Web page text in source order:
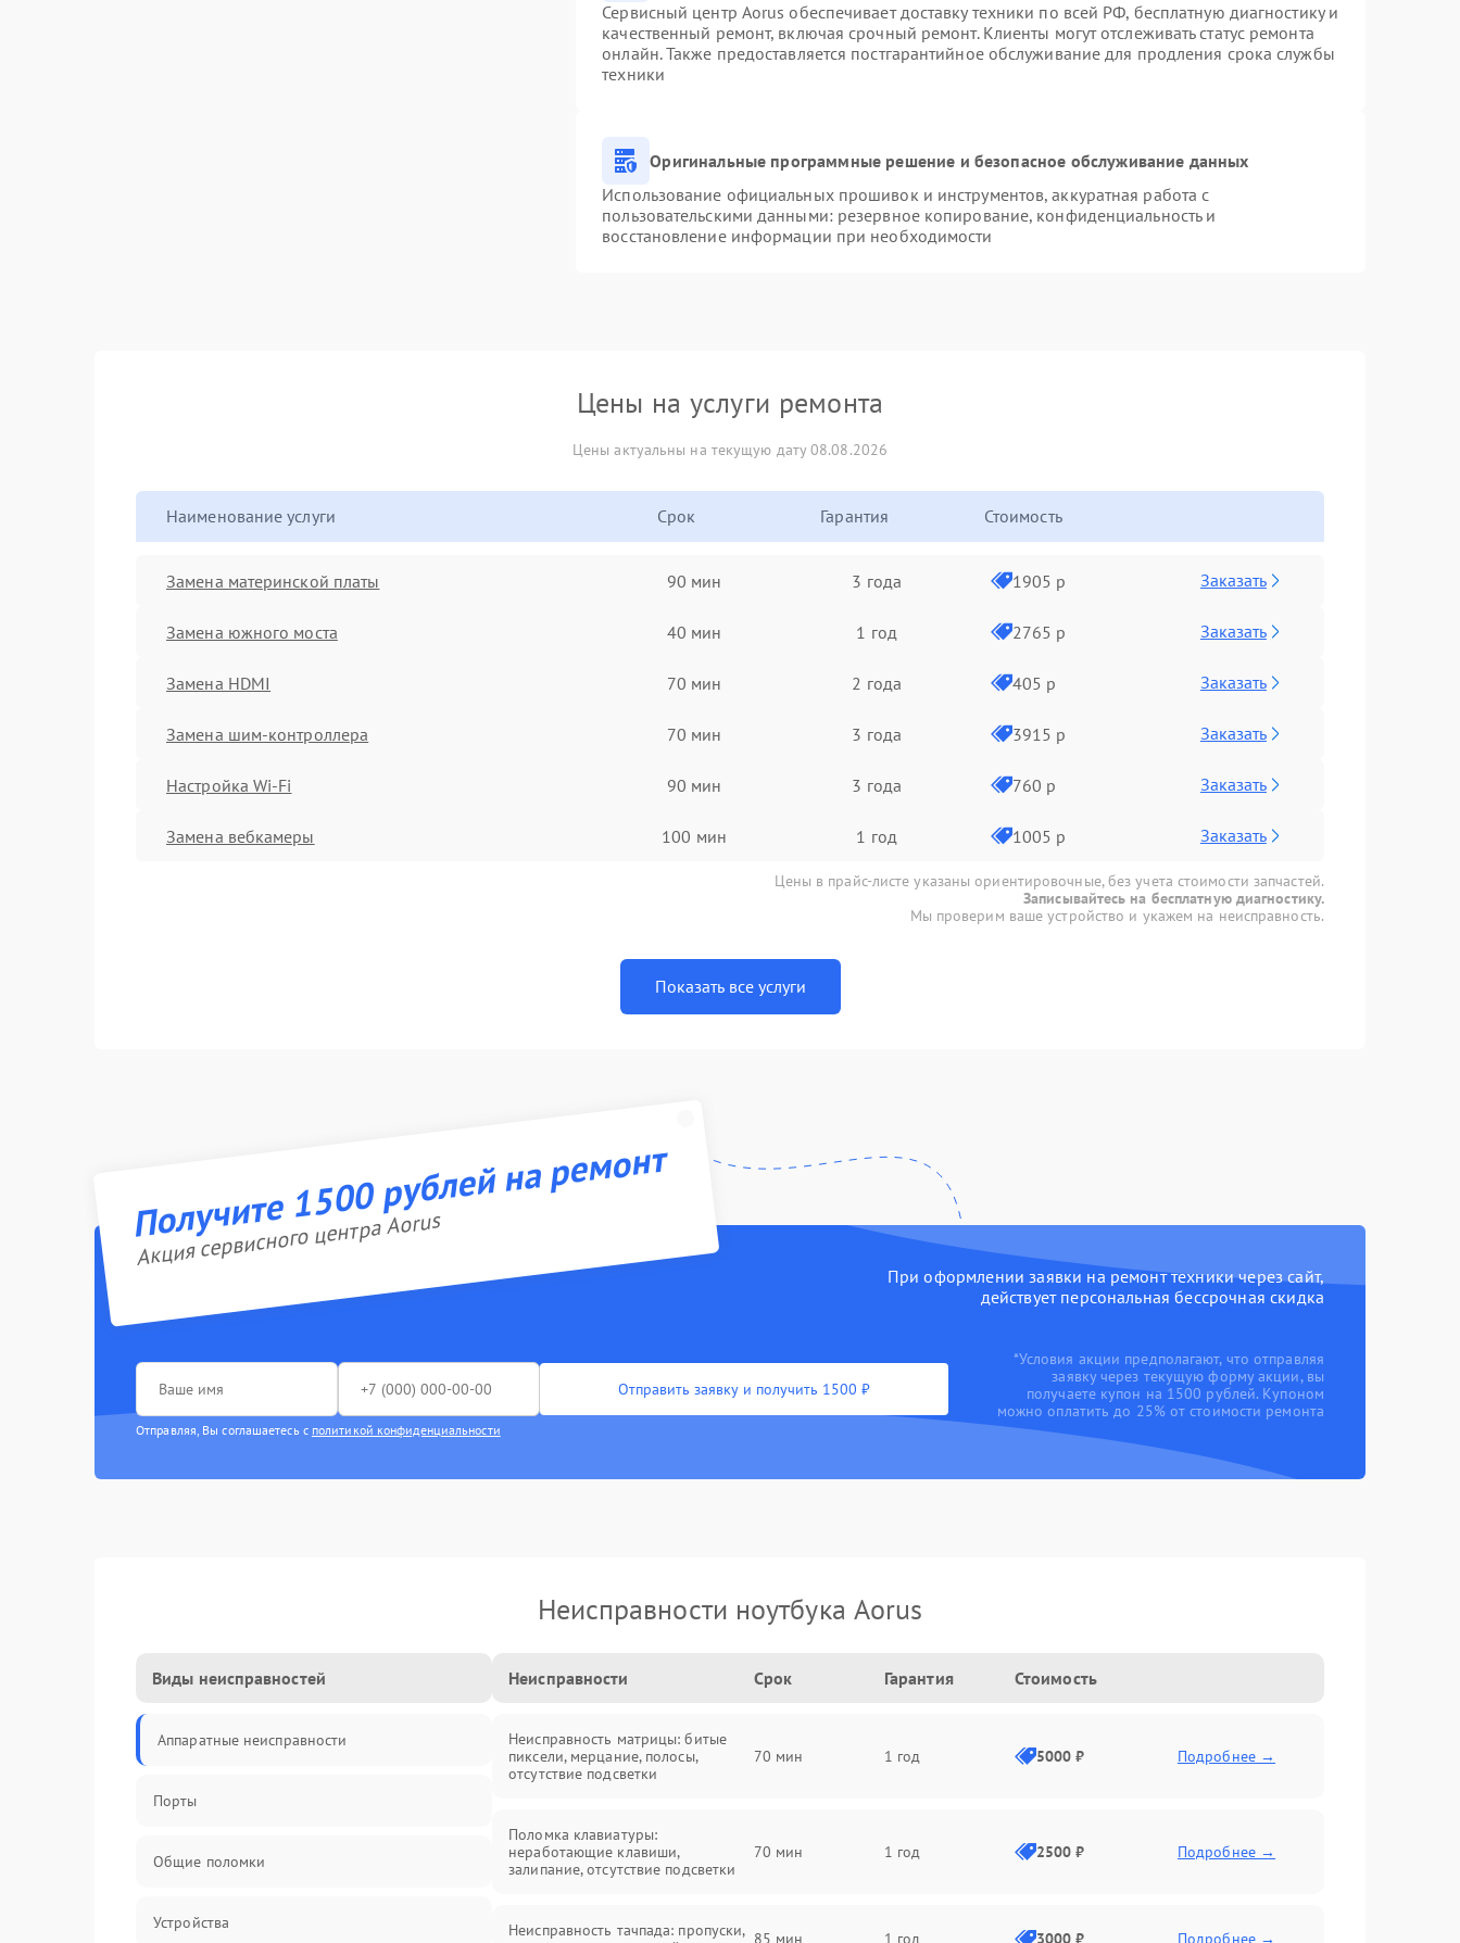
Сервисный центр Aorus обеспечивает доставку техники по всей РФ, бесплатную диагностику и
качественный ремонт, включая срочный ремонт. Клиенты могут отслеживать статус ремонта
онлайн. Также предоставляется постгарантийное обслуживание для продления срока службы
техники
Оригинальные программные решение и безопасное обслуживание данных
Использование официальных прошивок и инструментов, аккуратная работа с
пользовательскими данными: резервное копирование, конфиденциальность и
восстановление информации при необходимости
Цены на услуги ремонта
Цены актуальны на текущую дату 08.08.2026
Наименование услуги Срок Гарантия Стоимость
Замена материнской платы 90 мин 3 года 1905 р Заказать
Замена южного моста 40 мин 1 год 2765 р Заказать
Замена HDMI 70 мин 2 года 405 р Заказать
Замена шим-контроллера 70 мин 3 года 3915 р Заказать
Настройка Wi-Fi 90 мин 3 года 760 р Заказать
Замена вебкамеры 100 мин 1 год 1005 р Заказать
Цены в прайс-листе указаны ориентировочные, без учета стоимости запчастей.
Записывайтесь на бесплатную диагностику.
Мы проверим ваше устройство и укажем на неисправность.
Показать все услуги
Получите 1500 рублей на ремонт
Акция сервисного центра Aorus
При оформлении заявки на ремонт техники через сайт,
действует персональная бессрочная скидка
Отправить заявку и получить 1500 ₽
Отправляя, Вы соглашаетесь с политикой конфиденциальности
*Условия акции предполагают, что отправляя
заявку через текущую форму акции, вы
получаете купон на 1500 рублей. Купоном
можно оплатить до 25% от стоимости ремонта
Неисправности ноутбука Aorus
Виды неисправностей
Аппаратные неисправности
Порты
Общие поломки
Устройства
Неисправности Срок Гарантия Стоимость
Неисправность матрицы: битые
пиксели, мерцание, полосы,
отсутствие подсветки
70 мин 1 год 5000 ₽ Подробнее →
Поломка клавиатуры:
неработающие клавиши,
залипание, отсутствие подсветки
70 мин 1 год 2500 ₽ Подробнее →
Неисправность тачпада: пропуски, 85 мин 1 год 3000 ₽ Подробнее →